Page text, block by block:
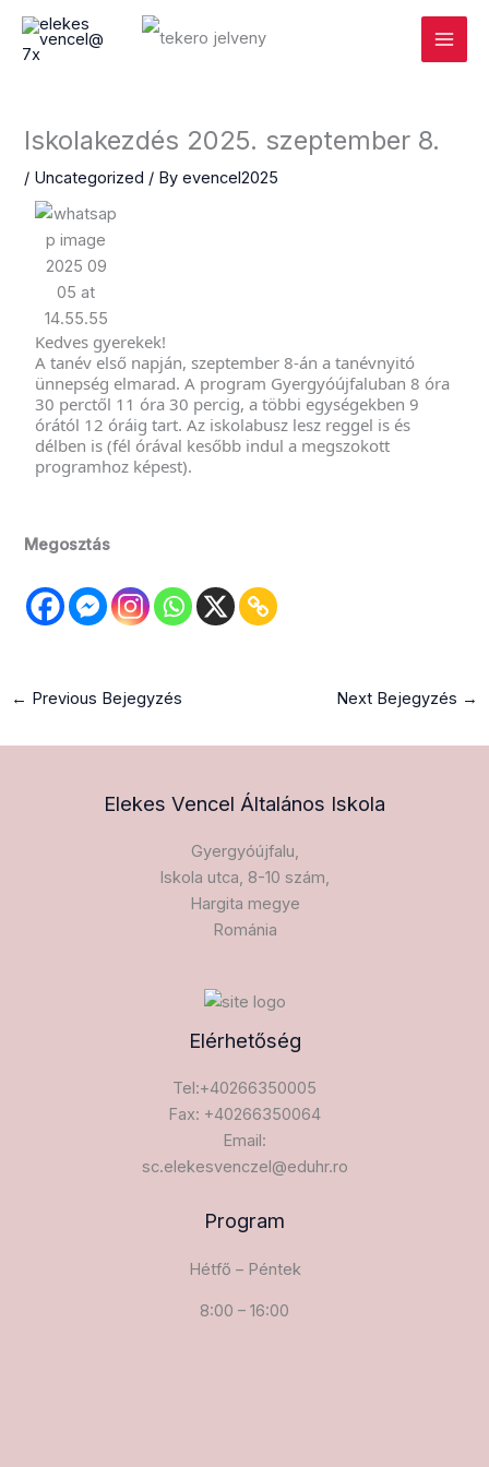
Skip
content
Main
Menu
Iskolakezdés 2025. szeptember 8.
/ Uncategorized / Byevencel2025
Kedves gyerekek!
A tanév első napján, szeptember 8-án a tanévnyitó
ünnepség elmarad. A program Gyergyóújfaluban 8 óra
30 perctől 11 óra 30 percig, a többi egységekben 9
órától 12 óráig tart. Az iskolabusz lesz reggel is és
délben is (fél órával kesőbb indul a megszokott
programhoz képest).
Megosztás
← Previous Bejegyzés Next Bejegyzés →
Elekes Vencel Általános Iskola​
Gyergyóújfalu,
Iskola utca, 8-10 szám,
Hargita megye
Románia
Elérhetőség
Tel:+40266350005
Fax: +40266350064
Email:
sc.elekesvenczel@eduhr.ro
Program
Hétfő – Péntek
8:00 – 16:00